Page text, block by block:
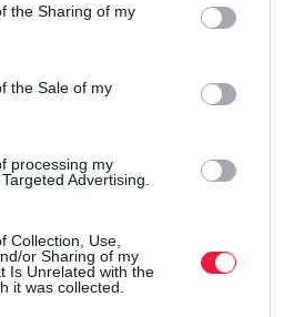
usage behaviour. You may click to
Google and its third-party tags to
specified purposes in below Google
the Sharing of my
the Sale of my
processing my
Advertising.
Collection, Use,
or Sharing of my
Is Unrelated with the
it was collected.
idén a pálinkafőzdékben
dőlhetnek, lesz elég kedvenc